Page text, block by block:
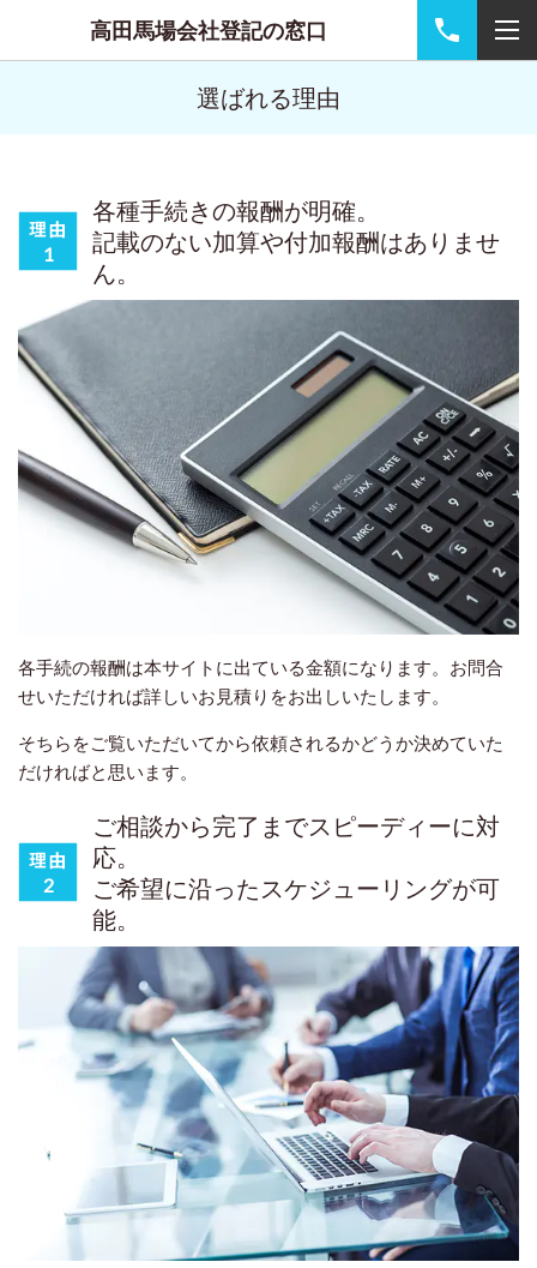
高田馬場会社登記の窓口
選ばれる理由
各種手続きの報酬が明確。
記載のない加算や付加報酬はありませ
ん。
各手続の報酬は本サイトに出ている金額になります。お問合
せいただければ詳しいお見積りをお出しいたします。
そちらをご覧いただいてから依頼されるかどうか決めていた
だければと思います。
ご相談から完了までスピーディーに対
応。
ご希望に沿ったスケジューリングが可
能。